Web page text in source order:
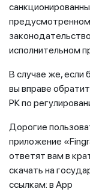
исполнительном
В случае же, если
вы вправе
РК по
Дорогие
приложение
ответят вам в
скачать на
ссылкам: в App